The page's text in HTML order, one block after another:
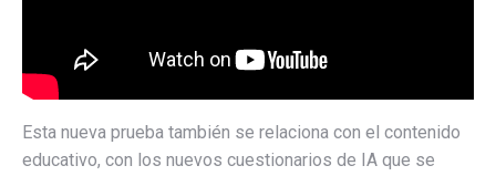
Esta nueva prueba también se relaciona con el contenido
educativo, con los nuevos cuestionarios de IA que se